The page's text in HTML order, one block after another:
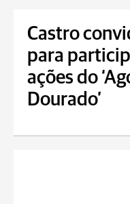
Castro
para
ações do
Dourado’